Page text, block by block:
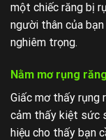
một chiếc răng bị
người thân của
nghiêm trọng.
Nằm mơ rụng
Giấc mơ thấy rụng
cảm thấy kiệt sức
hiệu cho thấy bạn